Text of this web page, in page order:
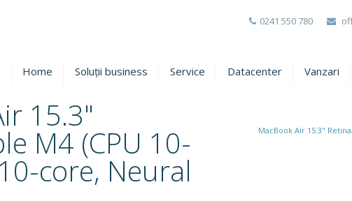
0241 550 780
Home Soluții business Service Datacenter Vanzari
15.3"
M4 (CPU 10-
core, Neural
MacBook Air 15.3"